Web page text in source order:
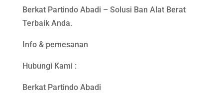
Berkat Partindo Abadi – Solusi Ban Alat Berat
Terbaik Anda.
Info & pemesanan
Hubungi Kami :
Berkat Partindo Abadi